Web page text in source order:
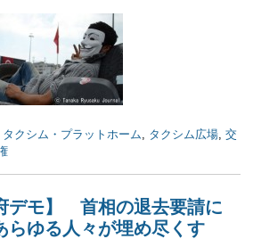
タクシム・プラットホーム, タクシム広場, 交
デモ】 首相の退去要請に
らゆる人々が埋め尽くす